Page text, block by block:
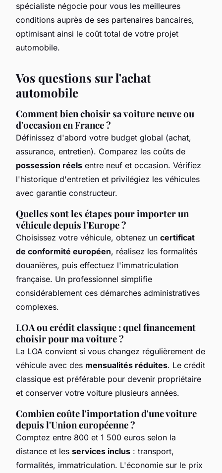
spécialiste négocie pour vous les meilleures
conditions auprès de ses partenaires bancaires,
optimisant ainsi le coût total de votre projet
automobile.
Vos questions sur l'achat
automobile
Comment bien choisir sa voiture neuve ou
d'occasion en France ?
Définissez d'abord votre budget global (achat,
assurance, entretien). Comparez les coûts de
possession réels entre neuf et occasion. Vérifiez
l'historique d'entretien et privilégiez les véhicules
avec garantie constructeur.
Quelles sont les étapes pour importer un
véhicule depuis l'Europe ?
Choisissez votre véhicule, obtenez un certificat
de conformité européen, réalisez les formalités
douanières, puis effectuez l'immatriculation
française. Un professionnel simplifie
considérablement ces démarches administratives
complexes.
LOA ou crédit classique : quel financement
choisir pour ma voiture ?
La LOA convient si vous changez régulièrement de
véhicule avec des mensualités réduites. Le crédit
classique est préférable pour devenir propriétaire
et conserver votre voiture plusieurs années.
Combien coûte l'importation d'une voiture
depuis l'Union européenne ?
Comptez entre 800 et 1 500 euros selon la
distance et les services inclus : transport,
formalités, immatriculation. L'économie sur le prix